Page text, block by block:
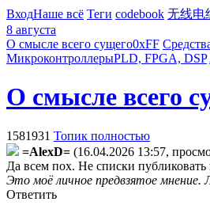
ВходНаше всё Теги codebook 无线电
8 августа
О смысле всего сущего0xFF
МикроконтроллерыPLD, FPGA, DSP
О смысле всего
1581931 Топик полностью
=AlexD= (16.04.2026 13:57,
Да всем пох. Не списки
Это моё личное предвзятое мнение.
Ответить